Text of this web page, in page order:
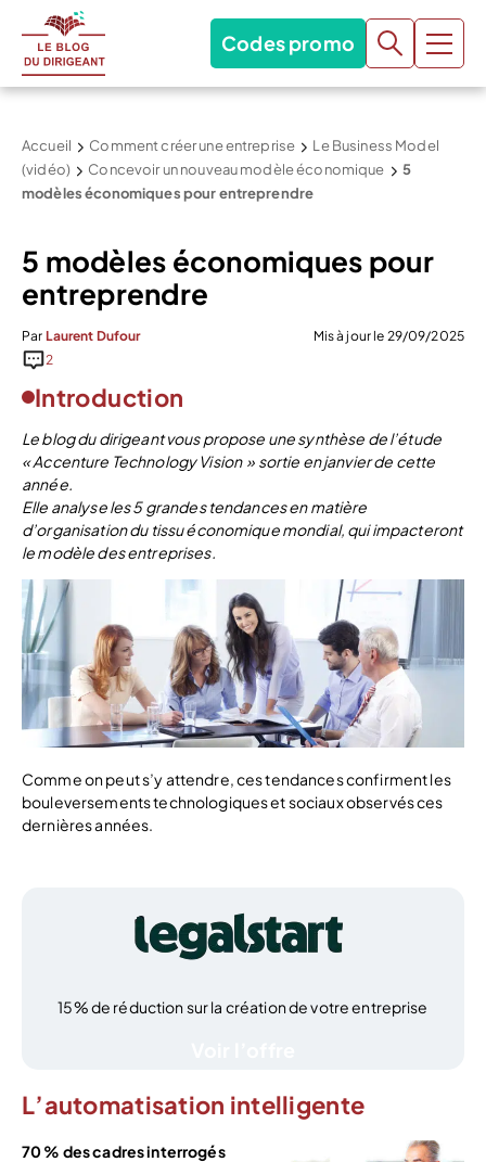
Codes promo
Accueil Comment créer une entreprise
Le Business Model
(vidéo)
Concevoir un nouveau modèle économique
5
modèles économiques pour entreprendre
5 modèles économiques pour
entreprendre
Par Laurent Dufour
Mis à jour le 29/09/2025
2
Introduction
Le blog du dirigeant vous propose une synthèse de l’étude
« Accenture Technology Vision » sortie en janvier de cette
année.
Elle analyse les 5 grandes tendances en matière
d’organisation du tissu économique mondial, qui impacteront
le modèle des entreprises.
Comme on peut s’y attendre, ces tendances confirment les
bouleversements technologiques et sociaux observés ces
dernières années.
15% de réduction sur la création de votre entreprise
L’automatisation intelligente
70 % des cadres interrogés